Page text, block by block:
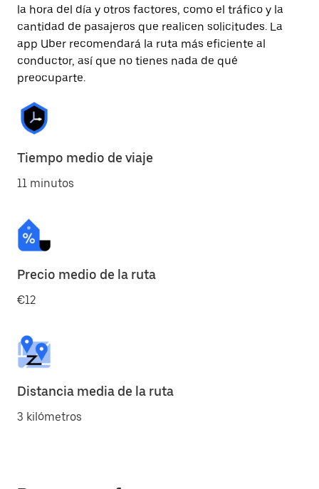
la hora del día y otros factores, como el tráfico y la
cantidad de pasajeros que realicen solicitudes. La
app Uber recomendará la ruta más eficiente al
conductor, así que no tienes nada de qué
preocuparte.
Tiempo medio de viaje
11 minutos
Precio medio de la ruta
€12
Distancia media de la ruta
3 kilómetros